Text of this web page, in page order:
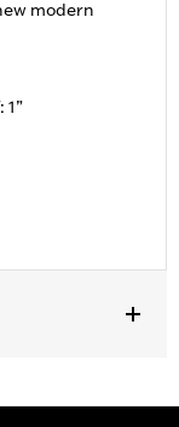
modern
1”
Warranty – Go